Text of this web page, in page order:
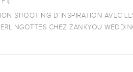
SHOOTING D’INSPIRATION AVEC
CHEZ ZANKYOU